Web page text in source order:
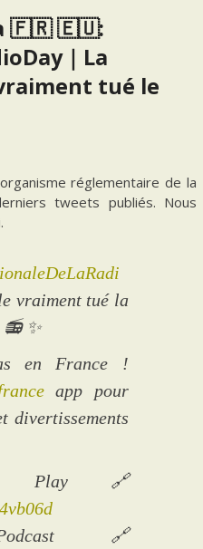
🇫🇷 🇪🇺:
｜La
tué le
réglementaire de la
tweets publiés. Nous
vraiment tué la
✨
en France !
app pour
Play 🔗
🔗